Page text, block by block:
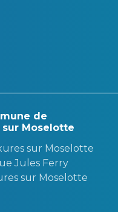
de
sur Moselotte
sur Moselotte
Jules Ferry
sur Moselotte